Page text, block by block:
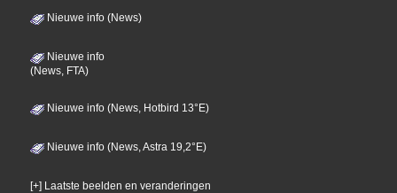
Nieuwe info (News)
Nieuwe info
(News, FTA)
Nieuwe info (News, Hotbird 13°E)
Nieuwe info (News, Astra 19,2°E)
[+] Laatste beelden en veranderingen